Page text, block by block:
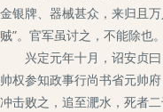
金银牌、器械甚众，来归且
贼”。官军虽讨之，不能除也
兴定元年十月，诏安贞曰
帅权参知政事行尚书省元帅
冲击败之，追至淝水，死者